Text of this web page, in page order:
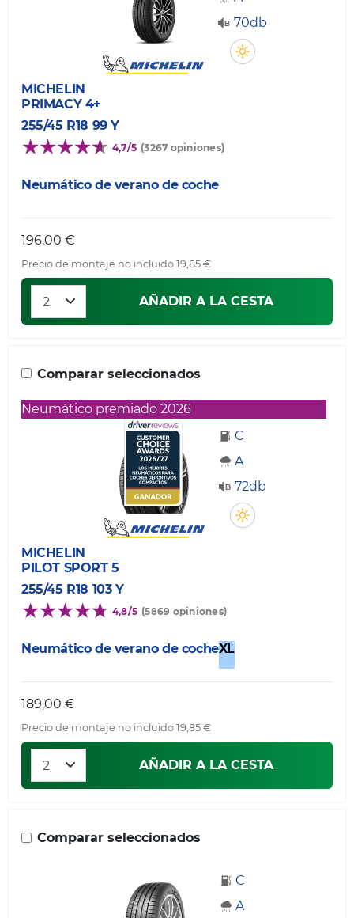
70db
MICHELIN
PRIMACY 4+
255/45 R18 99 Y
4,7/5 (3267 opiniones)
Neumático de verano de coche
196,00 €
Precio de montaje no incluido 19,85 €
AÑADIR A LA CESTA
Comparar seleccionados
Neumático premiado 2026
C
A
72db
MICHELIN
PILOT SPORT 5
255/45 R18 103 Y
4,8/5 (5869 opiniones)
Neumático de verano de cocheXL
189,00 €
Precio de montaje no incluido 19,85 €
AÑADIR A LA CESTA
Comparar seleccionados
C
A